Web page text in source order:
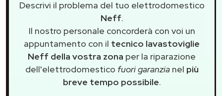
Descrivi il problema del tuo elettrodomestico
Neff.
Il nostro personale concorderà con voi un
appuntamento con il tecnico lavastoviglie
Neff della vostra zona per la riparazione
dell'elettrodomestico fuori garanzianel più
breve tempo possibile.